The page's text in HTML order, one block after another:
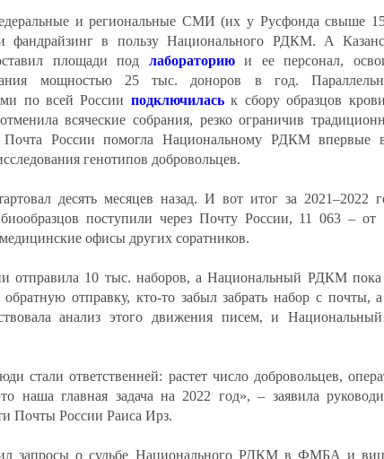
и региональные СМИ (их у Русфонда свыше
и фандрайзинг в пользу Национального РДКМ. А
площади под лабораториюи ее персонал,
мощностью 25 тыс. доноров в год.
по всей России подключиласьк сбору образцов
всяческие собрания, резко ограничив
России помогла Национальному РДКМ впервые
генотипов добровольцев.
десять месяцев назад. И вот итог за
поступили через Почту России, 11 063 –
офисы других соратников.
отправила 10 тыс. наборов, а Национальный РДКМ пока
обратную отправку, кто-то забыл забрать набор с почты,
анализ этого движения писем, и
стали ответственней: растет число добровольцев,
наша главная задача на 2022 год», – заявила
Почты России Раиса Ирз.
запросы о судьбе Национального РДКМ в ФМБА и вице-